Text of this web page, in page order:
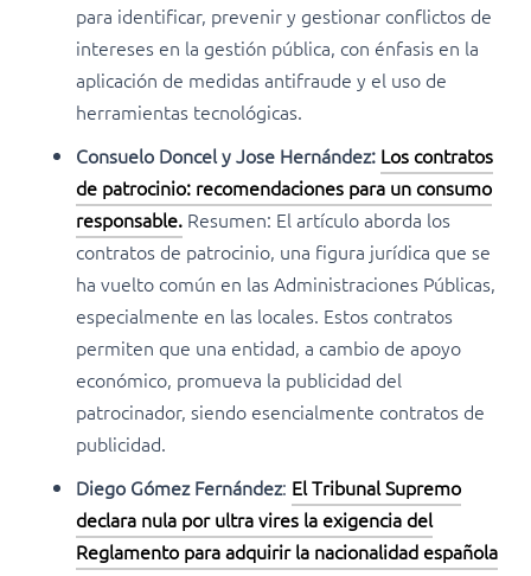
para identificar, prevenir y gestionar conflictos de
intereses en la gestión pública, con énfasis en la
aplicación de medidas antifraude y el uso de
herramientas tecnológicas.
Consuelo Doncel y Jose Hernández: Los contratos
de patrocinio: recomendaciones para un consumo
responsable. Resumen: El artículo aborda los
contratos de patrocinio, una figura jurídica que se
ha vuelto común en las Administraciones Públicas,
especialmente en las locales. Estos contratos
permiten que una entidad, a cambio de apoyo
económico, promueva la publicidad del
patrocinador, siendo esencialmente contratos de
publicidad.
Diego Gómez Fernández: El Tribunal Supremo
declara nula por ultra vires la exigencia del
Reglamento para adquirir la nacionalidad española